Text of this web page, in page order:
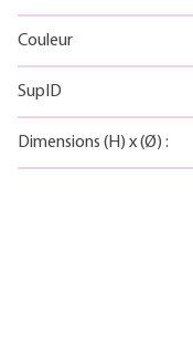
Couleur
SupID
Dimensions (H) x(Ø) :